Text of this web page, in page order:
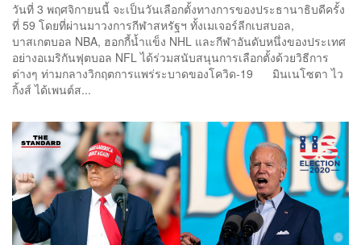
วันที่ 3 พฤศจิกายนนี้ จะเป็นวันเลือกตั้งทางการของประธานาธิบดีครั้ง
ที่ 59 โดยที่ผ่านมาวงการกีฬาสหรัฐฯ​ ทั้งเมเจอร์ลีกเบสบอล,
บาสเกตบอล NBA, ฮอกกี้น้ำแข็ง NHL และกีฬาอันดับหนึ่งของประเทศ
อย่างอเมริกันฟุตบอล NFL ได้ร่วมสนับสนุนการเลือกตั้งด้วยวิธีการ
ต่างๆ ท่ามกลางวิกฤตการแพร่ระบาดของโควิด-19 มินเนโซตา ไว
กิ้งส์ ได้เพนต์ส...